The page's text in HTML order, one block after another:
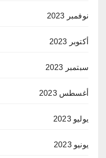
نوفمبر 2023
أكتوبر 2023
سبتمبر 2023
أغسطس 2023
يوليو 2023
يونيو 2023